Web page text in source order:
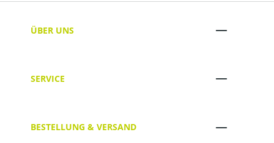
ÜBER UNS
SERVICE
BESTELLUNG & VERSAND